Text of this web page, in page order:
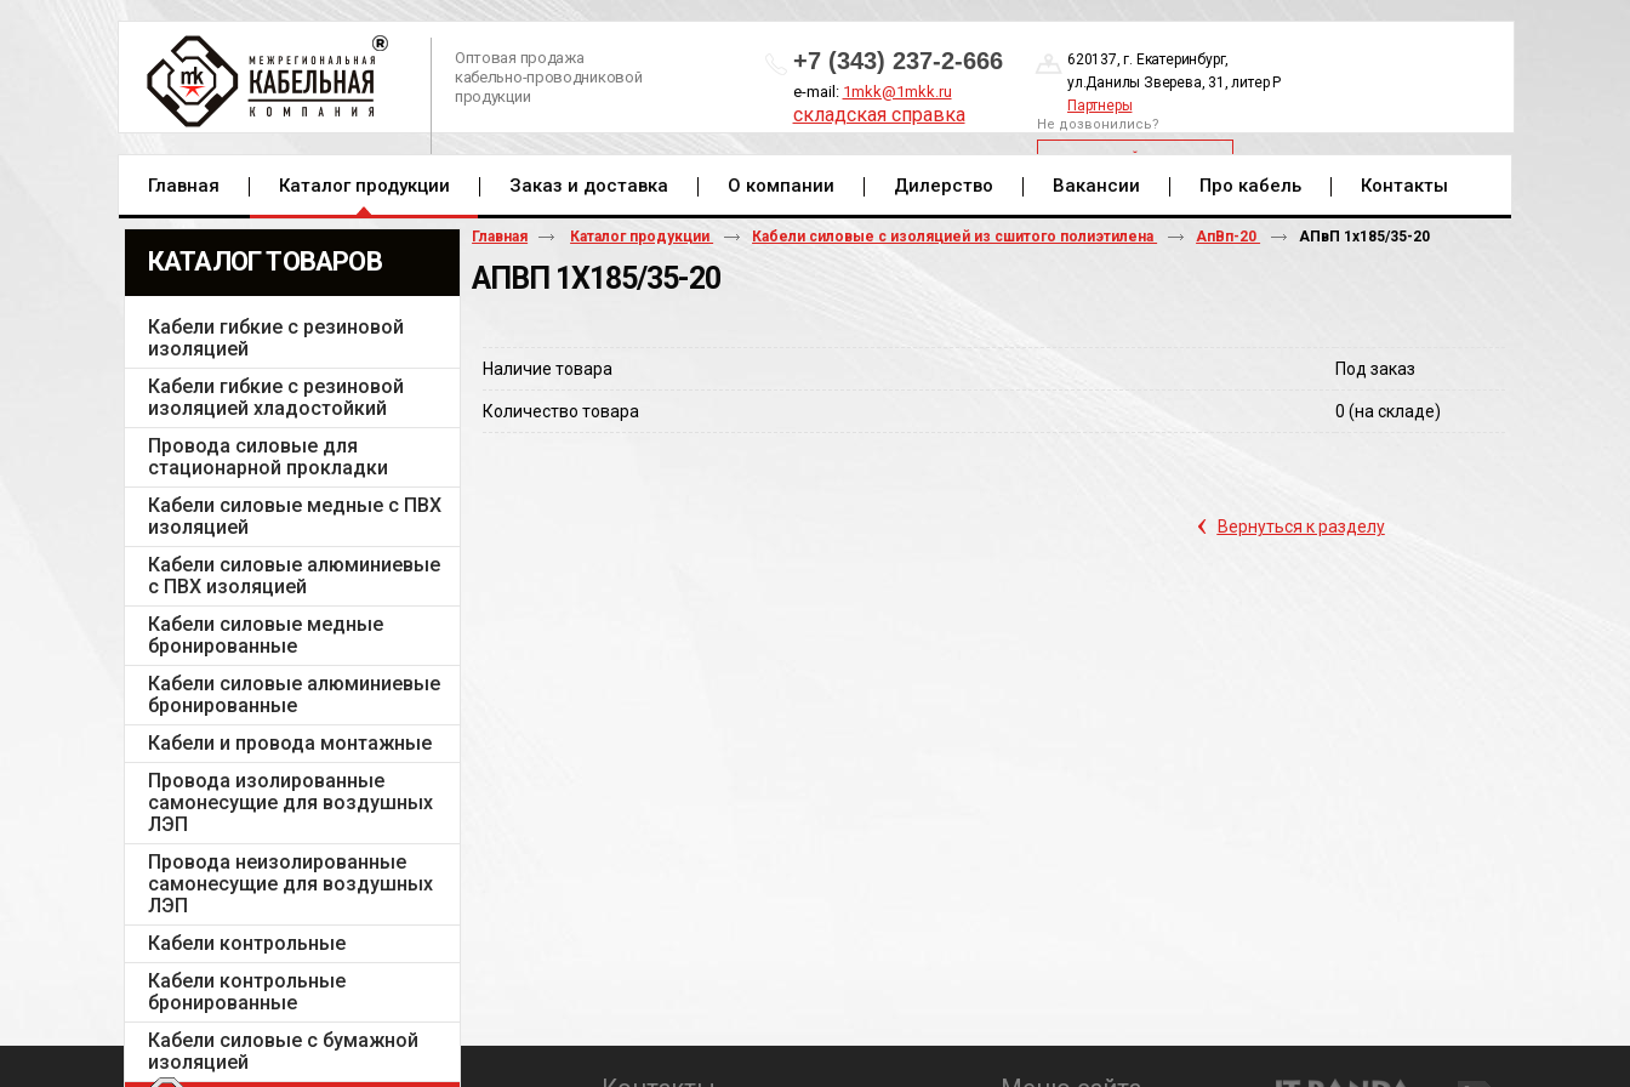
Оптовая продажа
кабельно-проводниковой
продукции
+7 (343) 237-2-666
e-mail: 1mkk@1mkk.ru
складская справка
620137, г. Екатеринбург,
ул.Данилы Зверева, 31, литер Р
Партнеры
Не дозвонились?
ОБРАТНЫЙ ЗВОНОК
Главная Каталог продукции Заказ и доставка О компании Дилерство Вакансии Про кабель Контакты
КАТАЛОГ ТОВАРОВ
Кабели гибкие с резиновой
изоляцией
Кабели гибкие с резиновой
изоляцией хладостойкий
Провода силовые для
стационарной прокладки
Кабели силовые медные с ПВХ
изоляцией
Кабели силовые алюминиевые
с ПВХ изоляцией
Кабели силовые медные
бронированные
Кабели силовые алюминиевые
бронированные
Кабели и провода монтажные
Провода изолированные
самонесущие для воздушных
ЛЭП
Провода неизолированные
самонесущие для воздушных
ЛЭП
Кабели контрольные
Кабели контрольные
бронированные
Кабели силовые с бумажной
изоляцией
Главная Каталог продукции Кабели силовые с изоляцией из сшитого полиэтилена АпВп-20 АПвП 1х185/35-20
АПВП 1Х185/35-20
Наличие товара Под заказ
Количество товара 0 (на складе)
‹ Вернуться к разделу